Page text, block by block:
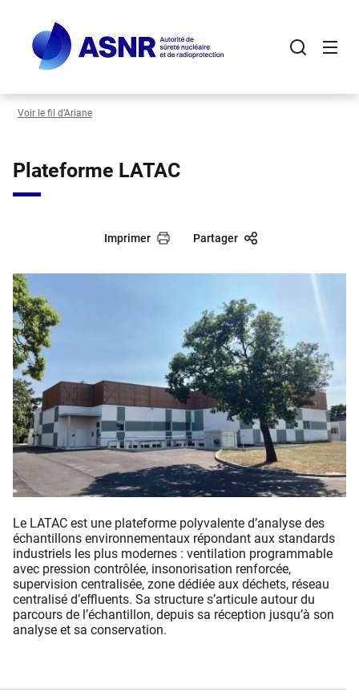
contenu
principal
Voir le fil d’Ariane
Plateforme LATAC
Imprimer Partager
Le LATAC est une plateforme polyvalente d’analyse des
échantillons environnementaux répondant aux standards
industriels les plus modernes : ventilation programmable
avec pression contrôlée, insonorisation renforcée,
supervision centralisée, zone dédiée aux déchets, réseau
centralisé d’eﬄuents. Sa structure s’articule autour du
parcours de l’échantillon, depuis sa réception jusqu’à son
analyse et sa conservation.